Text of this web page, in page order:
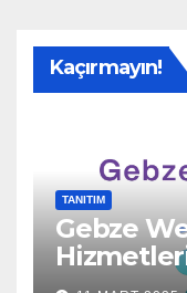
Kaçırmayın!
TANITIM
Gebze